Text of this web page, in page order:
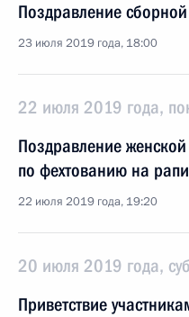
Поздравление
23 июля 2019 года, 18:00
22 июля 2019 года,
Поздравление
по фехтованию на
22 июля 2019 года, 19:20
20 июля 2019 года,
Приветствие